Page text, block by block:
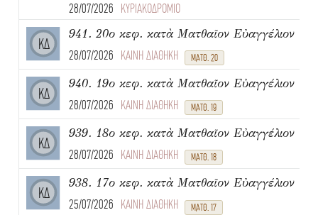
28/07/2026 ΚΥΡΙΑΚΟΔΡΟΜΙΟ
ΚΔ
941. 20ο κεφ. κατὰ Ματθαῖον Εὐαγγέλιον
28/07/2026 ΚΑΙΝΗ ΔΙΑΘΗΚΗ ΜΑΤΘ. 20
ΚΔ
940. 19ο κεφ. κατὰ Ματθαῖον Εὐαγγέλιον
28/07/2026 ΚΑΙΝΗ ΔΙΑΘΗΚΗ ΜΑΤΘ. 19
ΚΔ
939. 18ο κεφ. κατὰ Ματθαῖον Εὐαγγέλιον
28/07/2026 ΚΑΙΝΗ ΔΙΑΘΗΚΗ ΜΑΤΘ. 18
ΚΔ
938. 17ο κεφ. κατὰ Ματθαῖον Εὐαγγέλιον
25/07/2026 ΚΑΙΝΗ ΔΙΑΘΗΚΗ ΜΑΤΘ. 17